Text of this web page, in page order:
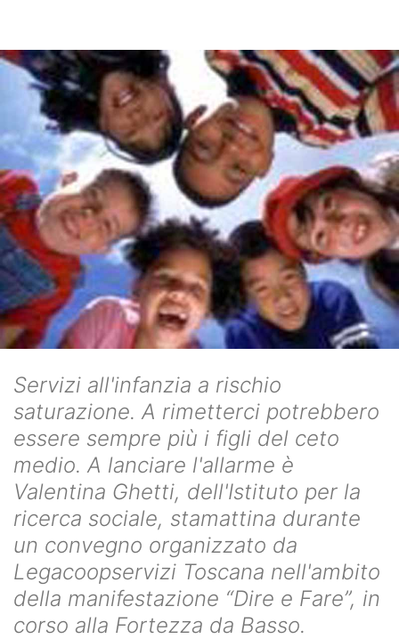
Servizi all'infanzia a rischio
saturazione. A rimetterci potrebbero
essere sempre più i figli del ceto
medio. A lanciare l'allarme è
Valentina Ghetti, dell'Istituto per la
ricerca sociale, stamattina durante
un convegno organizzato da
Legacoopservizi Toscana nell'ambito
della manifestazione “Dire e Fare”, in
corso alla Fortezza da Basso.